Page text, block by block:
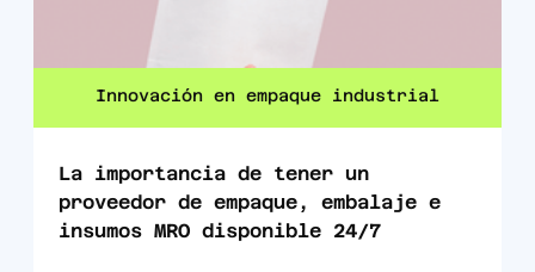
Innovación en empaque industrial
La importancia de tener un
proveedor de empaque, embalaje e
insumos MRO disponible 24/7